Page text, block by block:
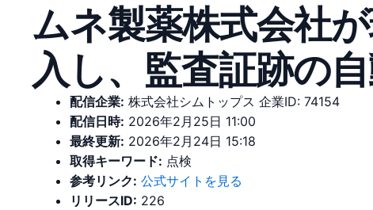
ムネ製薬株式会社
入し、監査証跡の
配信企業: 株式会社シムトップス 企業ID: 74154
配信日時: 2026年2月25日 11:00
最終更新: 2026年2月24日 15:18
取得キーワード: 点検
参考リンク: 公式サイトを見る
リリースID: 226